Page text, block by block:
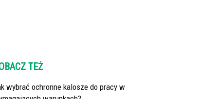
TEŻ
wybrać ochronne kalosze do pracy w